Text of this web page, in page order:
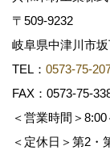
〒509-9232
岐阜県中津川市
TEL： 0573-75-
FAX：0573-75-
＜営業時間＞
＜定休日＞第2・